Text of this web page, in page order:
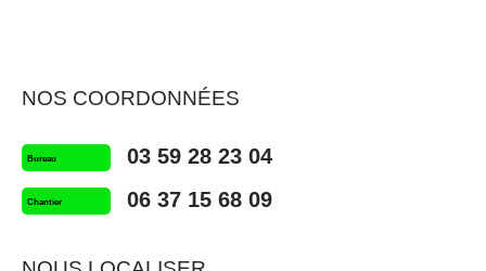
NOS COORDONNÉES
Bureau 03 59 28 23 04
Chantier 06 37 15 68 09